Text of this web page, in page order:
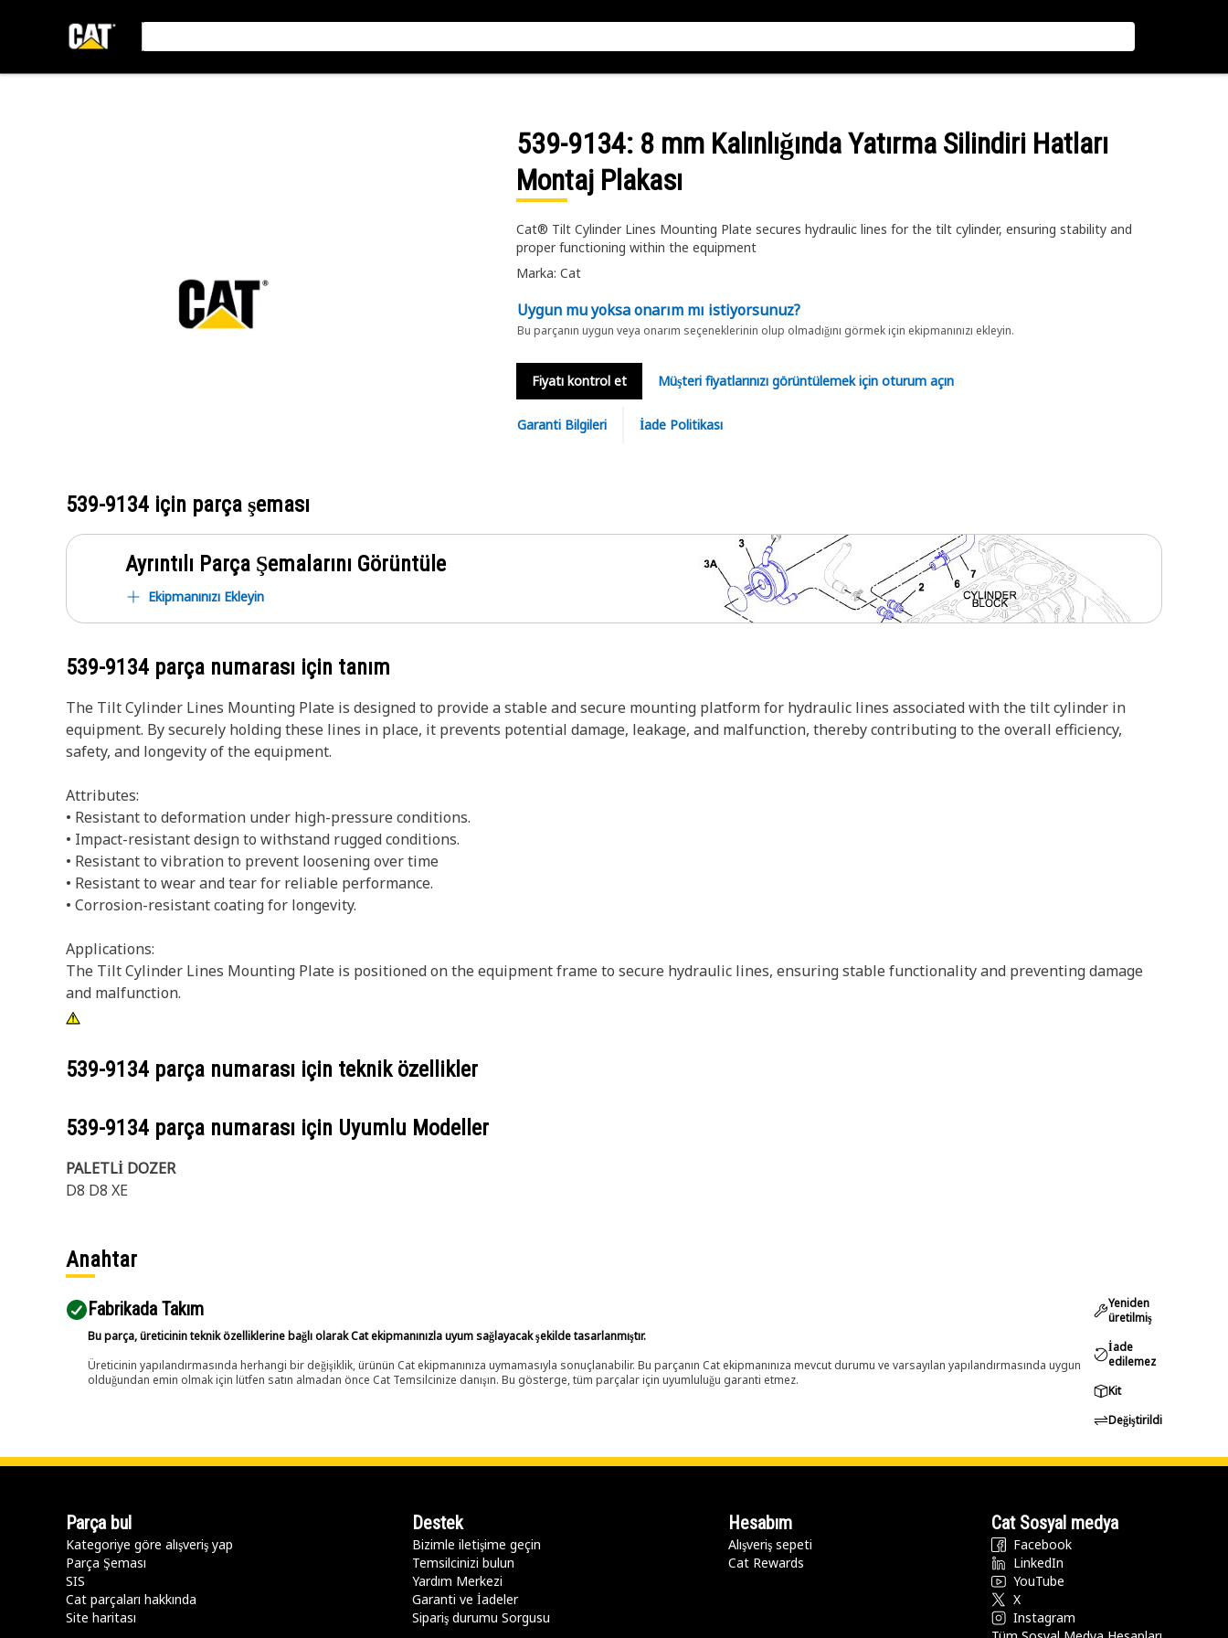
539-9134: 8 mm Kalınlığında Yatırma Silindiri Hatları
Montaj Plakası
Cat® Tilt Cylinder Lines Mounting Plate secures hydraulic lines for the tilt cylinder, ensuring stability and
proper functioning within the equipment
Marka: Cat
Uygun mu yoksa onarım mı istiyorsunuz?
Bu parçanın uygun veya onarım seçeneklerinin olup olmadığını görmek için ekipmanınızı ekleyin.
Fiyatı kontrol et Müşteri fiyatlarınızı görüntülemek için oturum açın
Garanti Bilgileri İade Politikası
539-9134 için parça şeması
Ayrıntılı Parça Şemalarını Görüntüle
Ekipmanınızı Ekleyin
539-9134 parça numarası için tanım
The Tilt Cylinder Lines Mounting Plate is designed to provide a stable and secure mounting platform for hydraulic lines associated with the tilt cylinder in
equipment. By securely holding these lines in place, it prevents potential damage, leakage, and malfunction, thereby contributing to the overall efficiency,
safety, and longevity of the equipment.
Attributes:
• Resistant to deformation under high-pressure conditions.
• Impact-resistant design to withstand rugged conditions.
• Resistant to vibration to prevent loosening over time
• Resistant to wear and tear for reliable performance.
• Corrosion-resistant coating for longevity.
Applications:
The Tilt Cylinder Lines Mounting Plate is positioned on the equipment frame to secure hydraulic lines, ensuring stable functionality and preventing damage
and malfunction.
539-9134 parça numarası için teknik özellikler
539-9134 parça numarası için Uyumlu Modeller
PALETLİ DOZER
D8 D8 XE
Anahtar
Fabrikada Takım
Bu parça, üreticinin teknik özelliklerine bağlı olarak Cat ekipmanınızla uyum sağlayacak şekilde tasarlanmıştır.
Üreticinin yapılandırmasında herhangi bir değişiklik, ürünün Cat ekipmanınıza uymamasıyla sonuçlanabilir. Bu parçanın Cat ekipmanınıza mevcut durumu ve varsayılan yapılandırmasında uygun
olduğundan emin olmak için lütfen satın almadan önce Cat Temsilcinize danışın. Bu gösterge, tüm parçalar için uyumluluğu garanti etmez.
Yeniden
üretilmiş
İade
edilemez
Kit
Değiştirildi
Parça bul
Kategoriye göre alışveriş yap
Parça Şeması
SIS
Cat parçaları hakkında
Site haritası
Destek
Bizimle iletişime geçin
Temsilcinizi bulun
Yardım Merkezi
Garanti ve İadeler
Sipariş durumu Sorgusu
Hesabım
Alışveriş sepeti
Cat Rewards
Cat Sosyal medya
Facebook
LinkedIn
YouTube
X
Instagram